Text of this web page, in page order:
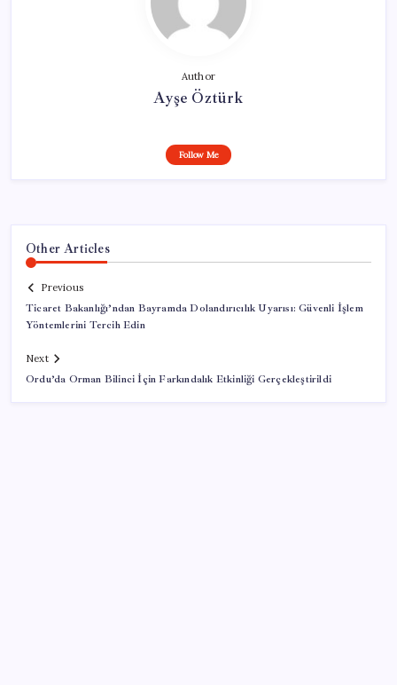
Author
Ayşe Öztürk
Follow Me
Other Articles
Previous
Ticaret Bakanlığı’ndan Bayramda Dolandırıcılık Uyarısı: Güvenli İşlem
Yöntemlerini Tercih Edin
Next
Ordu’da Orman Bilinci İçin Farkındalık Etkinliği Gerçekleştirildi